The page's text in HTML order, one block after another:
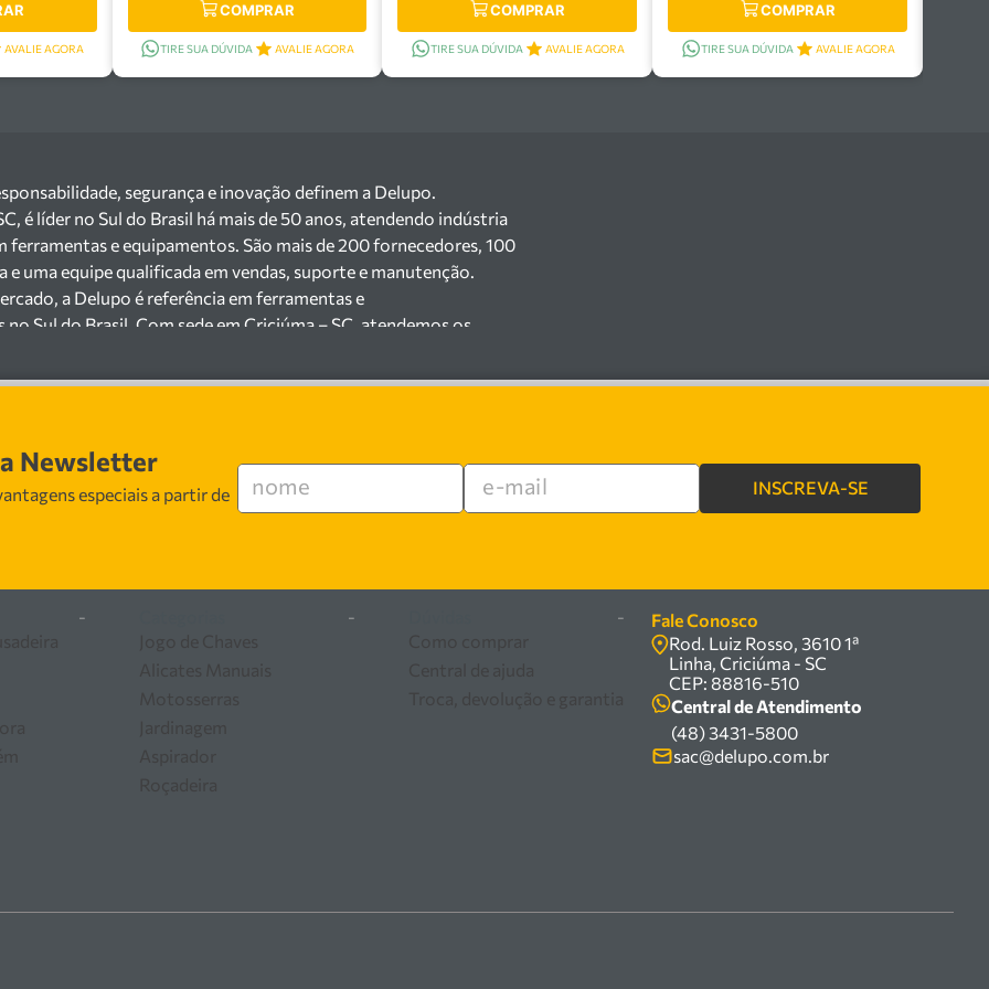
AVALIE AGORA
COMPRAR
TIRE SUA DÚVIDA AVALIE AGORA
COMPRAR
TIRE SUA DÚVIDA AVALIE AGORA
COMPRAR
TIRE SUA DÚVIDA AVALIE AGORA
segurança e inovação definem a Delupo.
é líder no Sul do Brasil há mais de 50 anos, atendendo indústria
ferramentas e equipamentos. São mais de 200 fornecedores, 100
uma equipe qualificada em vendas, suporte e manutenção.
a Delupo é referência em ferramentas e
Sul do Brasil. Com sede em Criciúma – SC, atendemos os
200 fornecedores parceiros e um estoque com mais de
mineradoras e siderúrgicas.
especializada em vendas, suporte técnico e
segurança, inovação e qualidade em cada atendimento. Encontre
ferramentas e equipamentos para o seu negócio.
Newsletter
especiais a partir de
INSCREVA-SE
-
-
-
Fale Conosco
Rod. Luiz Rosso, 3610 1ª
Linha, Criciúma - SC
CEP: 88816-510
Central de Atendimento
(48) 3431-5800
sac@delupo.com.br